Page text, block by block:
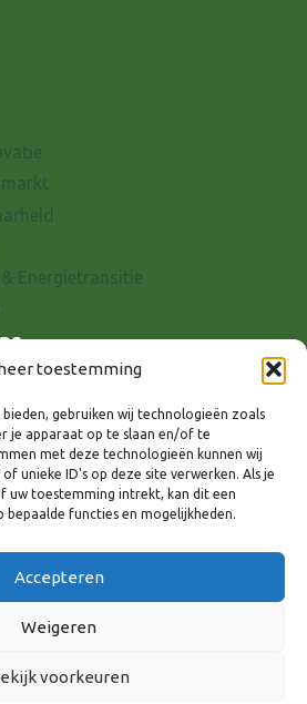
toestemming
gebruiken wij technologieën zoals
je apparaat op te slaan en/of te
met deze technologieën kunnen wij
unieke ID's op deze site verwerken. Als je
uw toestemming intrekt, kan dit een
bepaalde functies en mogelijkheden.
Accepteren
Weigeren
voorkeuren